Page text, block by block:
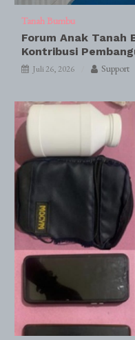
Tanah Bumbu
Forum Anak Tanah
Kontribusi
Juli 26, 2026 Support